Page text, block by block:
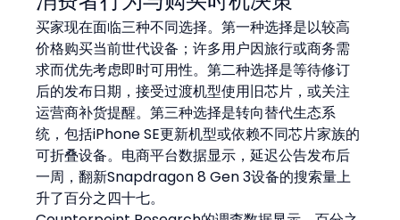
买家现在面临三种不同选择。第一种选择是以较高
价格购买当前世代设备；许多用户因旅行或商务需
求而优先考虑即时可用性。第二种选择是等待修订
后的发布日期，接受过渡机型使用旧芯片，或关注
运营商补货提醒。第三种选择是转向替代生态系
统，包括iPhone SE更新机型或依赖不同芯片家族的
可折叠设备。电商平台数据显示，延迟公告发布后
一周，翻新Snapdragon 8 Gen 3设备的搜索量上
升了百分之四十七。